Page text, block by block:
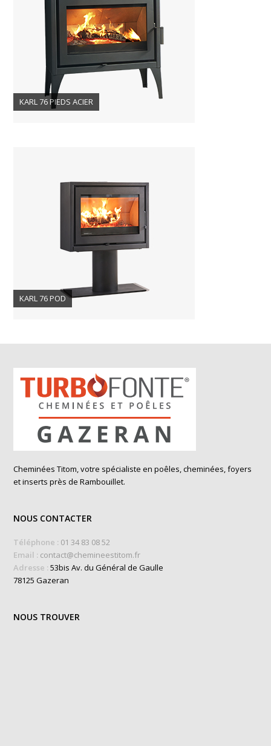
KARL 76 PIEDS ACIER
KARL 76 POD
Cheminées Titom, votre spécialiste en poêles, cheminées, foyers
et inserts près de Rambouillet.
NOUS CONTACTER
Téléphone : 01 34 83 08 52
Email : contact@chemineestitom.fr
Adresse :53bis Av. du Général de Gaulle
78125 Gazeran
NOUS TROUVER